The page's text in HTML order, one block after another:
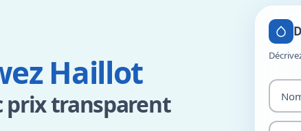
Haillot
prix transparent